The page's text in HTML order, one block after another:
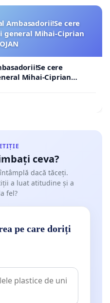
Ambasadorii!Se cere
general Mihai-Ciprian
cere
Mihai-Ciprian
ceva?
dacă tăceți.
a luat atitudine și a
fel?
pe care doriți